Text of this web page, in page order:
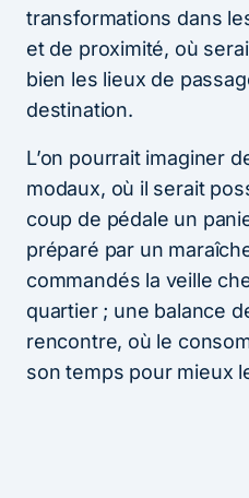
transformations dans
et de proximité, où
bien les lieux de
destination.
L’on pourrait imaginer
modaux, où il serait
coup de pédale un
préparé par un
commandés la veille
quartier ; une balance
rencontre, où le
son temps pour mieux